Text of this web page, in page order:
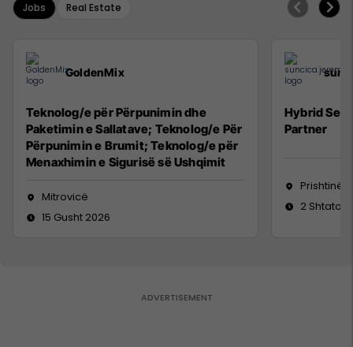
Jobs Real Estate
GoldenMix
Teknolog/e për Përpunimin dhe
Paketimin e Sallatave; Teknolog/e Për
Përpunimin e Brumit; Teknolog/e për
Menaxhimin e Sigurisë së Ushqimit
Mitrovicë
15 Gusht 2026
Hybrid
Partner
Prishtinë
2 Shtator